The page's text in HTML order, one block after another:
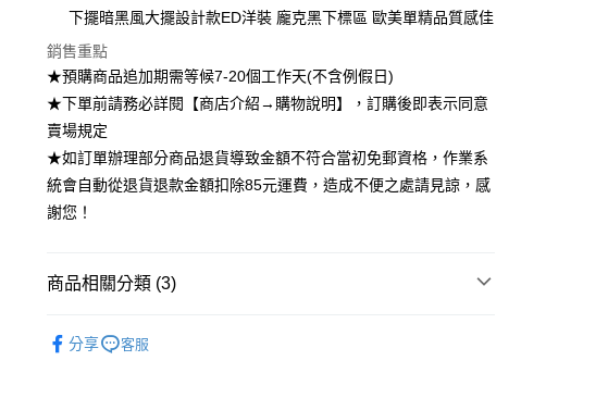
ATM付款
運送方式
全家付款取貨
每筆NT$85，滿NT$1,200(含以上)免運費
付款後全家取貨
7-11付款取貨
付款後7-11取貨
下擺暗黑風大擺設計款ED洋裝 龐克黑下標區 歐美單精品質感佳
銷售重點
★預購商品追加期需等候7-20個工作天(不含例假日)
★下單前請務必詳閱【商店介紹→購物說明】，訂購後即表示同意
賣場規定
★如訂單辦理部分商品退貨導致金額不符合當初免郵資格，作業系
統會自動從退貨退款金額扣除85元運費，造成不便之處請見諒，感
謝您！
商品相關分類 (3)
分享 客服